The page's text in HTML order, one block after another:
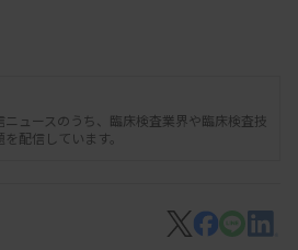
ニュースのうち、臨床検査業界や臨床検査技
配信しています。